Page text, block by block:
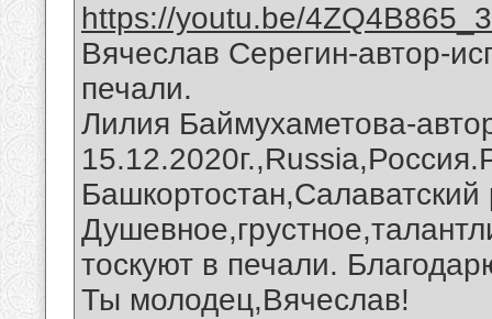
https://youtu.be/
Вячеслав Серегин-автор-
печали.
Лилия Баймухаметова-
тоскуют в печали.
Ты молодец,Вячеслав!